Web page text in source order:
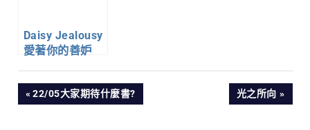
Daisy Jealousy
愛著你的善妒
文PREVIOUS
22/05大家期待什麼書?
NEXT
光之所向